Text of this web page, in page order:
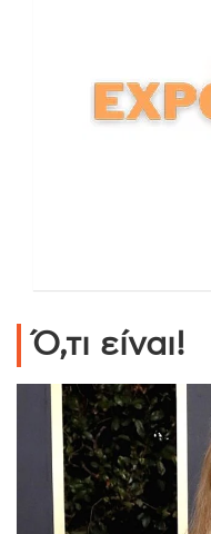
Ό,τι είναι!